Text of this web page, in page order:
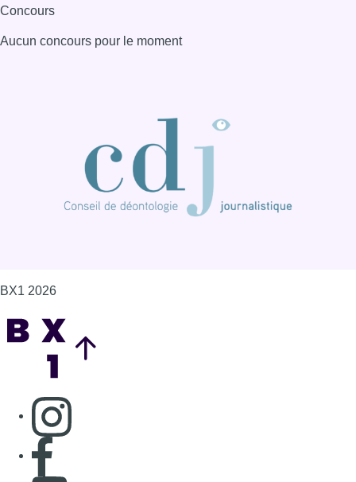
Concours
Aucun concours pour le moment
BX1 2026
Consulter page Instagram
Consulter page Facebook